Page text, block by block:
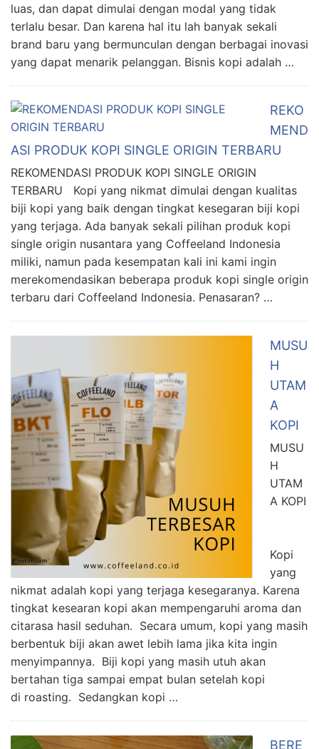
luas, dan dapat dimulai dengan modal yang tidak
terlalu besar. Dan karena hal itu lah banyak sekali
brand baru yang bermunculan dengan berbagai inovasi
yang dapat menarik pelanggan. Bisnis kopi adalah …
REKO
MEND
ASI PRODUK KOPI SINGLE ORIGIN TERBARU
REKOMENDASI PRODUK KOPI SINGLE ORIGIN
TERBARU Kopi yang nikmat dimulai dengan kualitas
biji kopi yang baik dengan tingkat kesegaran biji kopi
yang terjaga. Ada banyak sekali pilihan produk kopi
single origin nusantara yang Coffeeland Indonesia
miliki, namun pada kesempatan kali ini kami ingin
merekomendasikan beberapa produk kopi single origin
terbaru dari Coffeeland Indonesia. Penasaran? …
MUSU
H
UTAM
A
KOPI
MUSU
H
UTAM
A KOPI
Kopi
yang
nikmat adalah kopi yang terjaga kesegaranya. Karena
tingkat kesearan kopi akan mempengaruhi aroma dan
citarasa hasil seduhan. Secara umum, kopi yang masih
berbentuk biji akan awet lebih lama jika kita ingin
menyimpannya. Biji kopi yang masih utuh akan
bertahan tiga sampai empat bulan setelah kopi
di roasting. Sedangkan kopi …
BERE